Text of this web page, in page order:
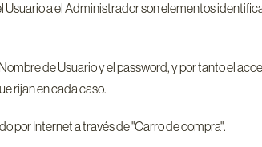
a el Administrador son elementos
de Usuario y el password, y por tanto el
rijan en cada caso.
por Internet a través de "Carro de compra".